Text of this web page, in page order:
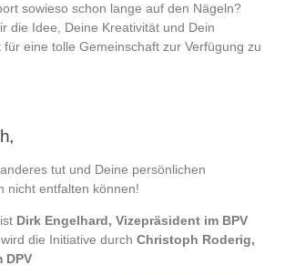
sowieso schon lange auf den Nägeln?
die Idee, Deine Kreativität und Dein
für eine tolle Gemeinschaft zur Verfügung zu
tut und Deine persönlichen
nicht entfalten können!
Dirk Engelhard, Vizepräsident im BPV
die Initiative durch Christoph Roderig,
DPV